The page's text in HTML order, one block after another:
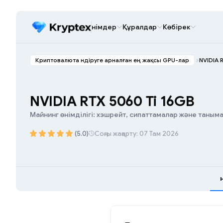
Өнімдер Құралдар Көбірек
Криптовалюта өндіруге арналған ең жақсы GPU-лар NVIDIA
NVIDIA RTX 5060 Ti 16GB
Майнинг өнімділігі: хэшрейт, сипаттамалар және
(5.0) Соңғы жаңарту: 07 Там 2026